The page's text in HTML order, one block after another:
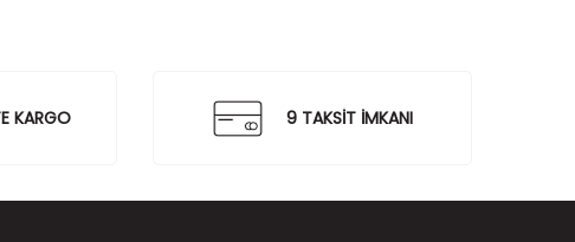
KARGO 9 TAKSİT İMKANI